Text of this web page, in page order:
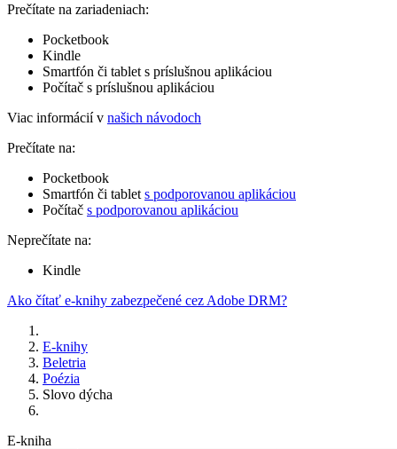
Prečítate na zariadeniach:
Pocketbook
Kindle
Smartfón či tablet s príslušnou aplikáciou
Počítač s príslušnou aplikáciou
Viac informácií v našich návodoch
Prečítate na:
Pocketbook
Smartfón či tablet s podporovanou aplikáciou
Počítač s podporovanou aplikáciou
Neprečítate na:
Kindle
Ako čítať e-knihy zabezpečené cez Adobe DRM?
E-knihy
Beletria
Poézia
Slovo dýcha
E-kniha